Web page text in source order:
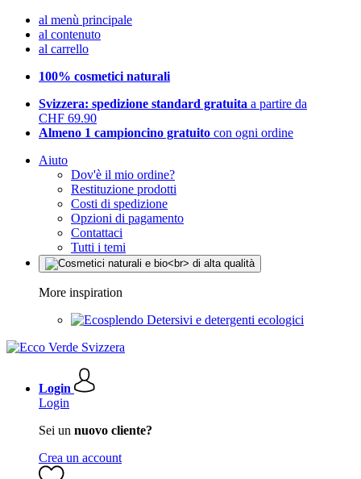
al menù principale
al contenuto
al carrello
100% cosmetici naturali
Svizzera: spedizione standard gratuita a partire da
CHF 69.90
Almeno 1 campioncino gratuito con ogni ordine
Aiuto
Dov'è il mio ordine?
Restituzione prodotti
Costi di spedizione
Opzioni di pagamento
Contattaci
Tutti i temi
More inspiration
Detersivi e detergenti ecologici
Login
Login
Sei un nuovo cliente?
Crea un account